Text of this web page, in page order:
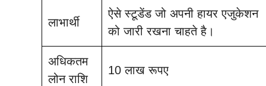
लाभार्थी
ऐसे स्टूडेंड जो अपनी हायर एजुकेशन
को जारी रखना चाहते है।
अधिकतम
लोन राशि
10 लाख रूपए